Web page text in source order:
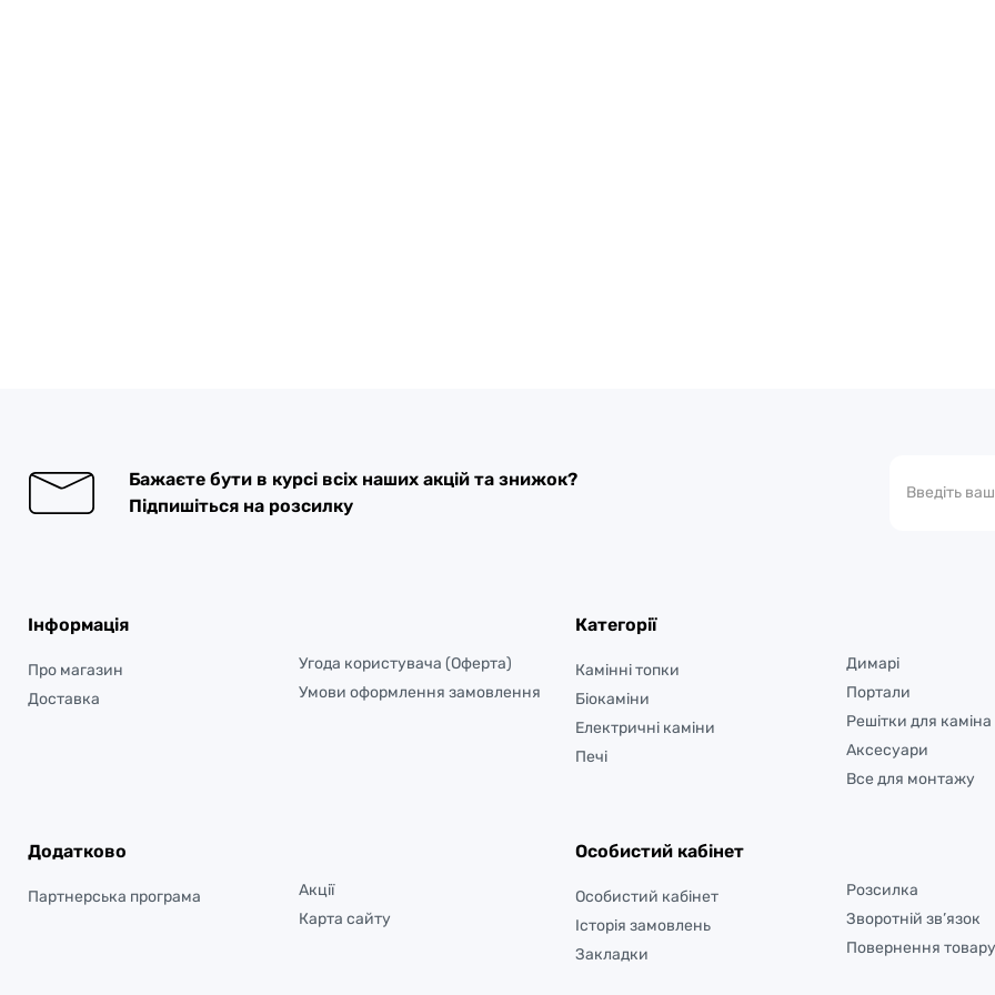
Бажаєте бути в курсі всіх наших акцій та знижок?
Підпишіться на розсилку
Інформація
Про магазин
Доставка
Угода користувача (Оферта)
Умови оформлення замовлення
Категорії
Камінні топки
Біокаміни
Електричні каміни
Печі
Димарі
Портали
Решітки для каміна
Аксесуари
Все для монтажу
Додатково
Партнерська програма
Акції
Карта сайту
Особистий кабінет
Особистий кабінет
Історія замовлень
Закладки
Розсилка
Зворотній зв’язок
Повернення товару